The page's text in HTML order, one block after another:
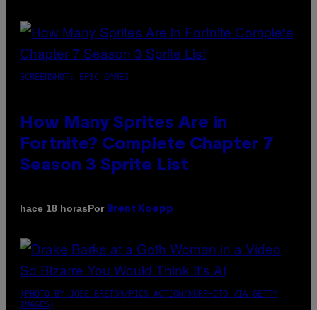
SCREENSHOT: EPIC GAMES
How Many Sprites Are in
Fortnite? Complete Chapter 7
Season 3 Sprite List
hace 18 horasPor Brent Koepp
(PHOTO BY JOSE BRETON/PICS ACTION/NURPHOTO VIA GETTY
IMAGES)